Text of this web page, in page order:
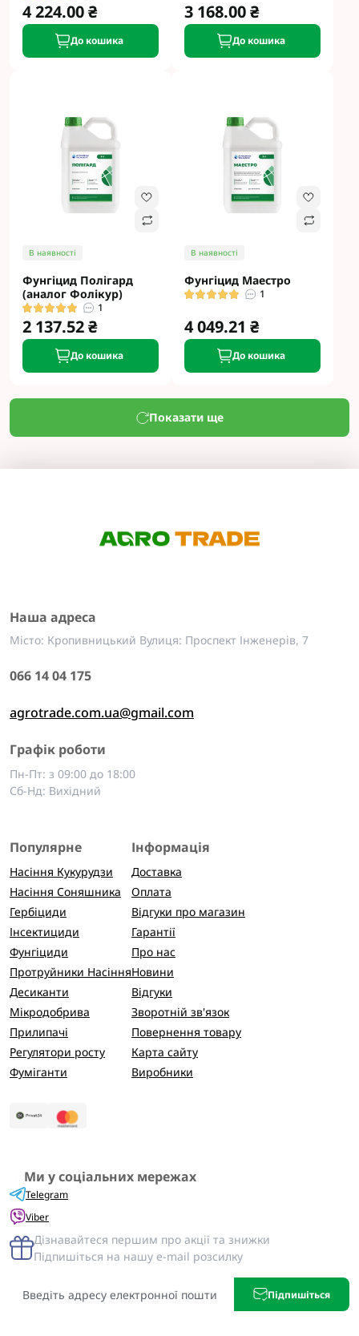
4 224.00 ₴
До кошика
3 168.00 ₴
До кошика
В наявності
Фунгіцид Полігард
(аналог Фолікур)
1
2 137.52 ₴
До кошика
В наявності
Фунгіцид Маестро
1
4 049.21 ₴
До кошика
Показати ще
Наша адреса
Місто: Кропивницький Вулиця: Проспект Інженерів, 7
066 14 04 175
agrotrade.com.ua@gmail.com
Графік роботи
Пн-Пт: з 09:00 до 18:00
Сб-Нд: Вихідний
Популярне
Насіння Кукурудзи
Насіння Соняшника
Гербіциди
Інсектициди
Фунгіциди
Протруйники Насіння
Десиканти
Мікродобрива
Прилипачі
Регулятори росту
Фуміганти
Інформація
Доставка
Оплата
Відгуки про магазин
Гарантії
Про нас
Новини
Відгуки
Зворотній зв'язок
Повернення товару
Карта сайту
Виробники
Ми у соціальних мережах
Telegram
Viber
Дізнавайтеся першим про акції та знижки
Підпишіться на нашу e-mail розсилку
Підпишіться